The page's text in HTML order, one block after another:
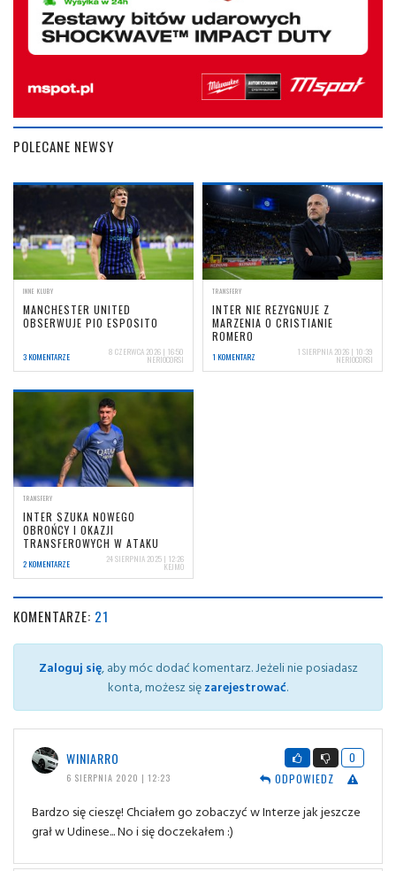
POLECANE NEWSY
INNE KLUBY
MANCHESTER UNITED
OBSERWUJE PIO ESPOSITO
3 KOMENTARZE 8 CZERWCA 2026 | 16:50
NERIOCORSI
TRANSFERY
INTER NIE REZYGNUJE Z
MARZENIA O CRISTIANIE
ROMERO
1 KOMENTARZ 1 SIERPNIA 2026 | 10:39
NERIOCORSI
TRANSFERY
INTER SZUKA NOWEGO
OBROŃCY I OKAZJI
TRANSFEROWYCH W ATAKU
2 KOMENTARZE 24 SIERPNIA 2025 | 12:26
KEJMO
KOMENTARZE: 21
Zaloguj się, aby móc dodać komentarz. Jeżeli nie posiadasz
konta, możesz sięzarejestrować.
WINIARRO
6 SIERPNIA 2020 | 12:23
0
ODPOWIEDZ
Bardzo się cieszę! Chciałem go zobaczyć w Interze jak jeszcze
grał w Udinese... No i się doczekałem :)